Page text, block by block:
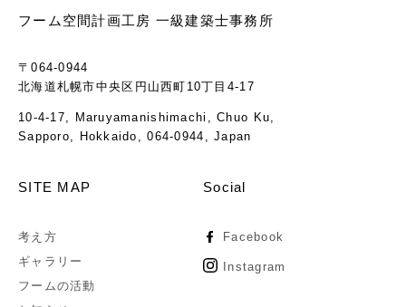
フーム空間計画工房 一級建築士事務所
〒064-0944
北海道札幌市中央区円山西町10丁目4-17
10-4-17, Maruyamanishimachi, Chuo Ku,
Sapporo, Hokkaido, 064-0944, Japan
SITE MAP
考え方
ギャラリー
フームの活動
Social
Facebook
Instagram